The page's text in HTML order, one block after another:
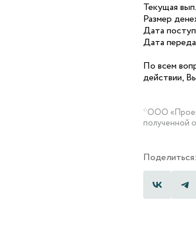
Текущая
Размер
Дата
Дата
По всем
действии,
*ООО
полученной
Поделиться: